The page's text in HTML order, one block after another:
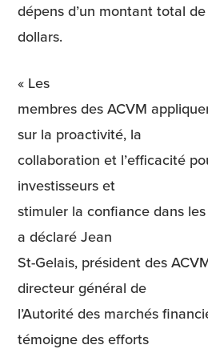
dépens d’un montant total
dollars.
« Les
membres des ACVM
sur la proactivité, la
collaboration et l’efficacité
investisseurs et
stimuler la confiance dans
a déclaré Jean
St-Gelais, président des
directeur général de
l’Autorité des marchés
témoigne des efforts